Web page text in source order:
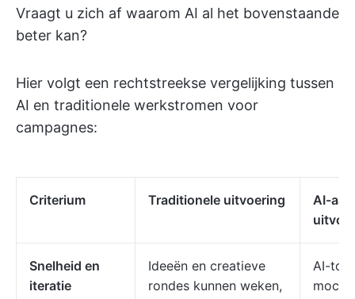
Vraagt u zich af waarom AI al het bovenstaande
beter kan?
Hier volgt een rechtstreekse vergelijking tussen
AI en traditionele werkstromen voor
campagnes:
Criterium Traditionele uitvoering
AI-
Snelheid en
iteratie
Ideeën en creatieve
rondes kunnen weken,
AI-
mock-